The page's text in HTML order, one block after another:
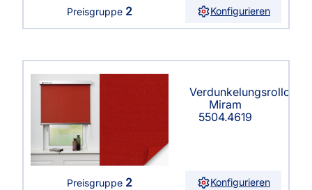
Preisgruppe 2 Konfigurieren
Verdunkelungsrollo
Miram
5504.4619
Preisgruppe 2 Konfigurieren